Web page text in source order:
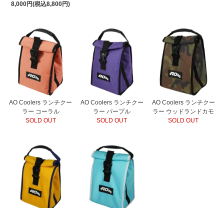
8,000円(税込8,800円)
AO Coolers ランチクー
ラー コーラル
SOLD OUT
AO Coolers ランチクー
ラー パープル
SOLD OUT
AO Coolers ランチクー
ラー ウッドランドカモ
SOLD OUT